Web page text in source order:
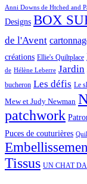
Anni Downs de Htched and
Designs BOX
de l'Avent
créations Ellie's Quiltplace
de Hélène Leberre Jardin
bucheron Les défis Le
Mew et Judy Newman
patchwork
Puces de couturières
Tissus UN CHAT